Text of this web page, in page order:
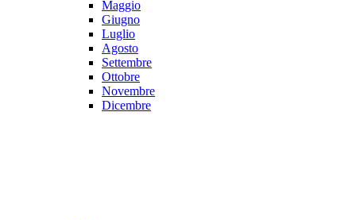
Maggio
Giugno
Luglio
Agosto
Settembre
Ottobre
Novembre
Dicembre